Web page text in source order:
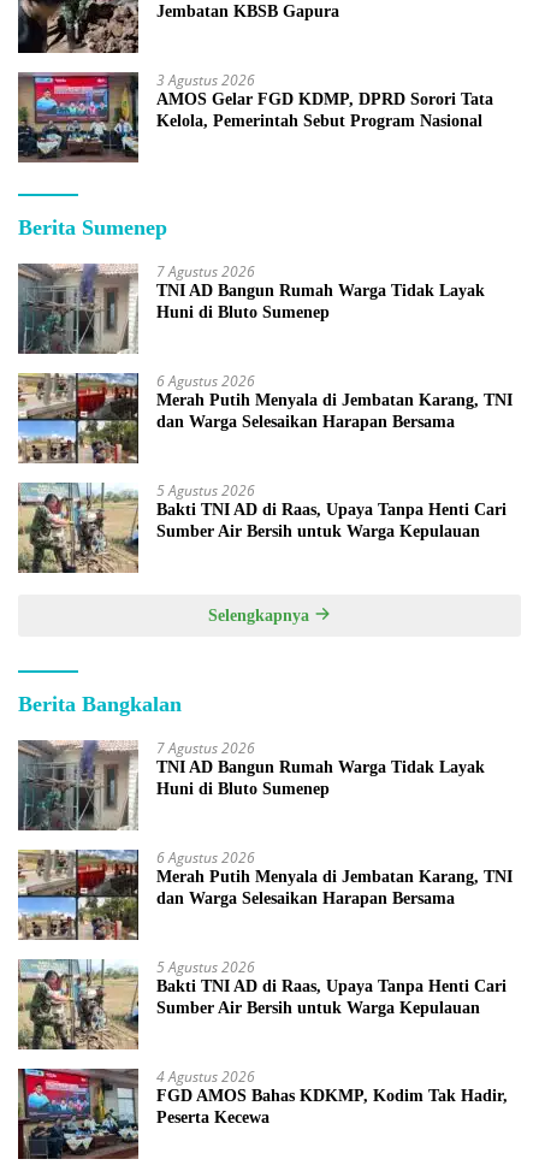
Jembatan KBSB Gapura
3 Agustus 2026
AMOS Gelar FGD KDMP, DPRD Sorori Tata
Kelola, Pemerintah Sebut Program Nasional
Berita Sumenep
7 Agustus 2026
TNI AD Bangun Rumah Warga Tidak Layak
Huni di Bluto Sumenep
6 Agustus 2026
Merah Putih Menyala di Jembatan Karang, TNI
dan Warga Selesaikan Harapan Bersama
5 Agustus 2026
Bakti TNI AD di Raas, Upaya Tanpa Henti Cari
Sumber Air Bersih untuk Warga Kepulauan
Selengkapnya
Berita Bangkalan
7 Agustus 2026
TNI AD Bangun Rumah Warga Tidak Layak
Huni di Bluto Sumenep
6 Agustus 2026
Merah Putih Menyala di Jembatan Karang, TNI
dan Warga Selesaikan Harapan Bersama
5 Agustus 2026
Bakti TNI AD di Raas, Upaya Tanpa Henti Cari
Sumber Air Bersih untuk Warga Kepulauan
4 Agustus 2026
FGD AMOS Bahas KDKMP, Kodim Tak Hadir,
Peserta Kecewa